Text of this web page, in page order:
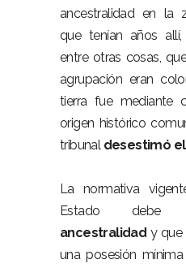
ancestralidad en la
que tenían años
entre otras cosas,
agrupación eran
tierra fue mediante
origen histórico
tribunal desestimó
La normativa
Estado debe
ancestralidad y que
una posesión